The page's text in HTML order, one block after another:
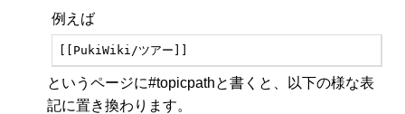
例えば
[[PukiWiki/ツアー]]
というページに#topicpathと書くと、以下の様な表
記に置き換わります。